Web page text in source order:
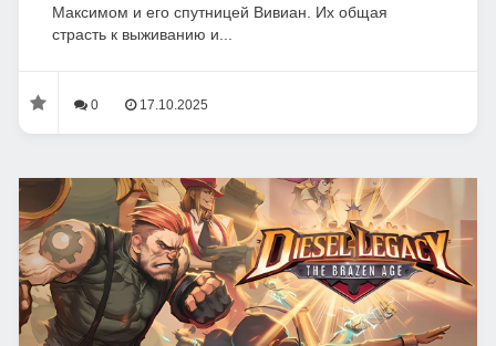
Максимом и его спутницей Вивиан. Их общая
страсть к выживанию и...
0 17.10.2025